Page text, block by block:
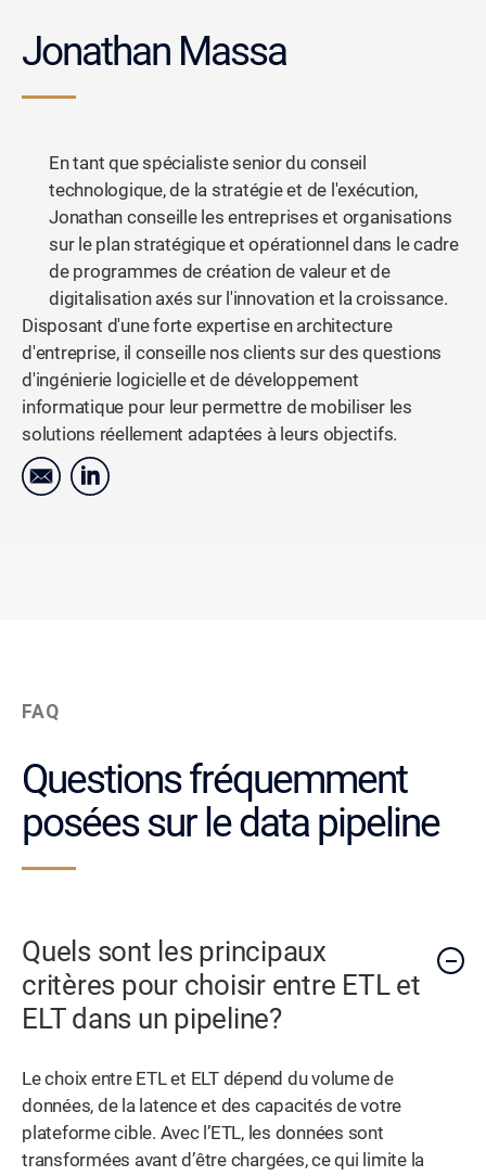
Jonathan Massa
En tant que spécialiste senior du conseil
technologique, de la stratégie et de l'exécution,
Jonathan conseille les entreprises et organisations
sur le plan stratégique et opérationnel dans le cadre
de programmes de création de valeur et de
digitalisation axés sur l'innovation et la croissance.
Disposant d'une forte expertise en architecture
d'entreprise, il conseille nos clients sur des questions
d'ingénierie logicielle et de développement
informatique pour leur permettre de mobiliser les
solutions réellement adaptées à leurs objectifs.
FAQ
Questions fréquemment
posées sur le data pipeline
Quels sont les principaux
critères pour choisir entre ETL et
ELT dans un pipeline?
Le choix entre ETL et ELT dépend du volume de
données, de la latence et des capacités de votre
plateforme cible. Avec l’ETL, les données sont
transformées avant d’être chargées, ce qui limite la